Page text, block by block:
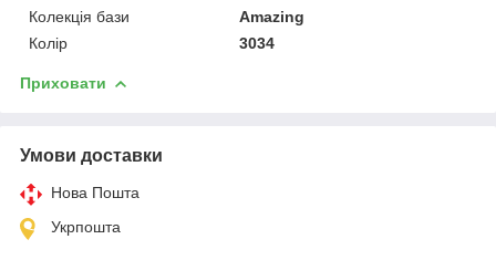
Колекція бази
Amazing
Колір
3034
Приховати
Умови доставки
Нова Пошта
Укрпошта